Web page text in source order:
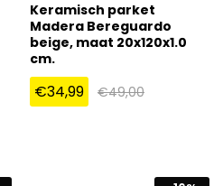
Keramisch parket
Madera Bereguardo
beige, maat 20x120x1.0
cm.
€34,99 €49,00